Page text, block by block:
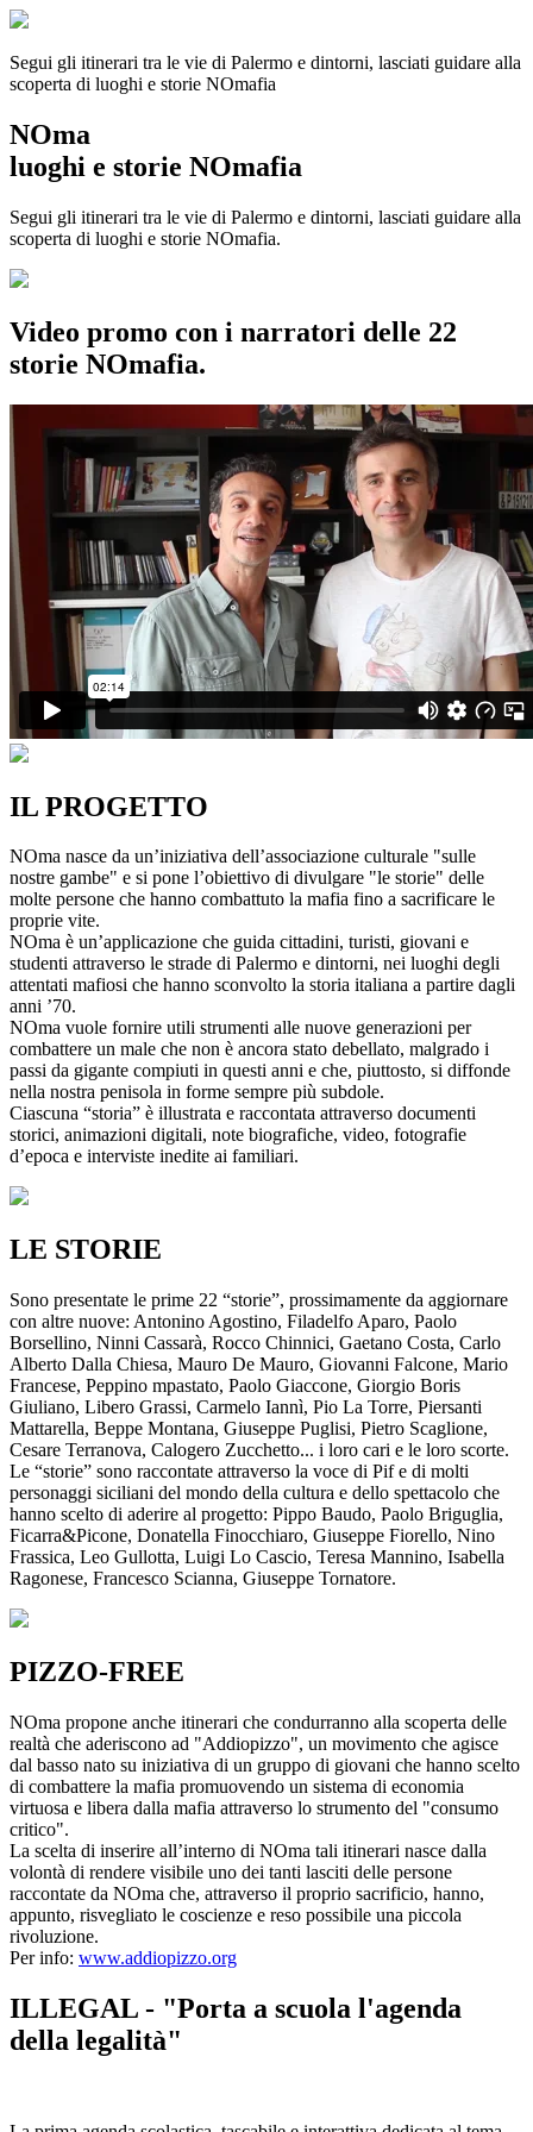
Segui gli itinerari tra le vie di Palermo e dintorni, lasciati guidare alla
scoperta di luoghi e storie NOmafia
NOma
luoghi e storie NOmafia
Segui gli itinerari tra le vie di Palermo e dintorni, lasciati guidare alla
scoperta di luoghi e storie NOmafia.
Video promo con i narratori delle 22
storie NOmafia.
IL PROGETTO
NOma nasce da un’iniziativa dell’associazione culturale "sulle
nostre gambe" e si pone l’obiettivo di divulgare "le storie" delle
molte persone che hanno combattuto la mafia fino a sacrificare le
proprie vite.
NOma è un’applicazione che guida cittadini, turisti, giovani e
studenti attraverso le strade di Palermo e dintorni, nei luoghi degli
attentati mafiosi che hanno sconvolto la storia italiana a partire dagli
anni ’70.
NOma vuole fornire utili strumenti alle nuove generazioni per
combattere un male che non è ancora stato debellato, malgrado i
passi da gigante compiuti in questi anni e che, piuttosto, si diffonde
nella nostra penisola in forme sempre più subdole.
Ciascuna “storia” è illustrata e raccontata attraverso documenti
storici, animazioni digitali, note biografiche, video, fotografie
d’epoca e interviste inedite ai familiari.
LE STORIE
Sono presentate le prime 22 “storie”, prossimamente da aggiornare
con altre nuove: Antonino Agostino, Filadelfo Aparo, Paolo
Borsellino, Ninni Cassarà, Rocco Chinnici, Gaetano Costa, Carlo
Alberto Dalla Chiesa, Mauro De Mauro, Giovanni Falcone, Mario
Francese, Peppino mpastato, Paolo Giaccone, Giorgio Boris
Giuliano, Libero Grassi, Carmelo Iannì, Pio La Torre, Piersanti
Mattarella, Beppe Montana, Giuseppe Puglisi, Pietro Scaglione,
Cesare Terranova, Calogero Zucchetto... i loro cari e le loro scorte.
Le “storie” sono raccontate attraverso la voce di Pif e di molti
personaggi siciliani del mondo della cultura e dello spettacolo che
hanno scelto di aderire al progetto: Pippo Baudo, Paolo Briguglia,
Ficarra&Picone, Donatella Finocchiaro, Giuseppe Fiorello, Nino
Frassica, Leo Gullotta, Luigi Lo Cascio, Teresa Mannino, Isabella
Ragonese, Francesco Scianna, Giuseppe Tornatore.
PIZZO-FREE
NOma propone anche itinerari che condurranno alla scoperta delle
realtà che aderiscono ad "Addiopizzo", un movimento che agisce
dal basso nato su iniziativa di un gruppo di giovani che hanno scelto
di combattere la mafia promuovendo un sistema di economia
virtuosa e libera dalla mafia attraverso lo strumento del "consumo
critico".
La scelta di inserire all’interno di NOma tali itinerari nasce dalla
volontà di rendere visibile uno dei tanti lasciti delle persone
raccontate da NOma che, attraverso il proprio sacrificio, hanno,
appunto, risvegliato le coscienze e reso possibile una piccola
rivoluzione.
Per info: www.addiopizzo.org
ILLEGAL - "Porta a scuola l'agenda
della legalità"